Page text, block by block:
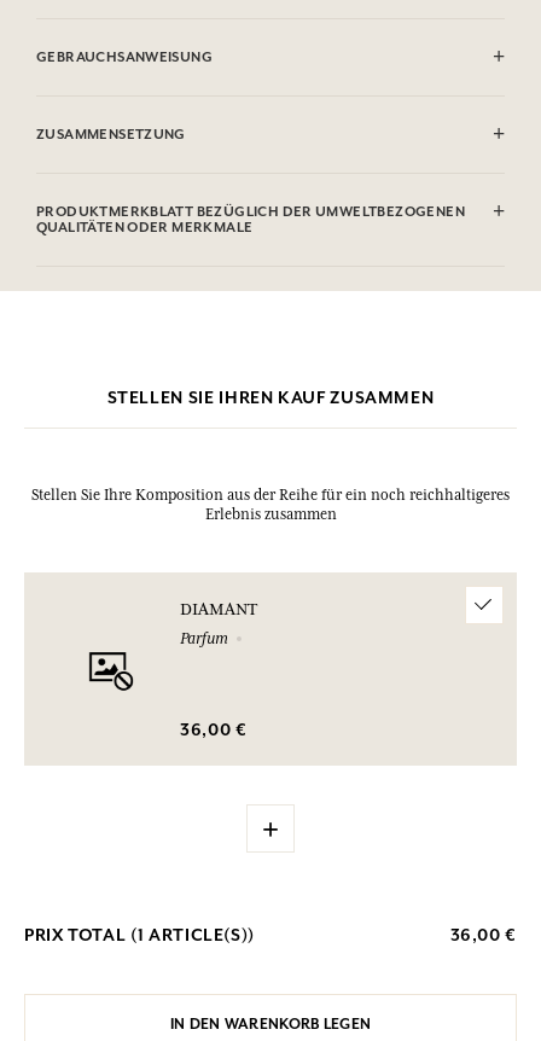
GEBRAUCHSANWEISUNG
ZUSAMMENSETZUNG
Linalool, Limonene, Hydroxycitronellal, Citronellol, Hexyl
Cinnamal, Coumarin, Alpha-isomethyl Ionone, Citral, Benzyl
PRODUKTMERKBLATT BEZÜGLICH DER UMWELTBEZOGENEN
QUALITÄTEN ODER MERKMALE
Bitte konsultieren Sie die Umweltqualitäten oder -merkmale, indem
STELLEN SIE IHREN KAUF ZUSAMMEN
Stellen Sie Ihre Komposition aus der Reihe für ein noch reichhaltigeres
Erlebnis zusammen
DIAMANT
Parfum
36,00 €
+
PRIX TOTAL (1 ARTICLE(S)) 36,00 €
IN DEN WARENKORB LEGEN